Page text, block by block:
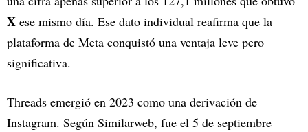
X ese mismo día. Ese dato individual reafirma que la
plataforma de Meta conquistó una ventaja leve pero
significativa.
Threads emergió en 2023 como una derivación de
Instagram. Según Similarweb, fue el 5 de septiembre